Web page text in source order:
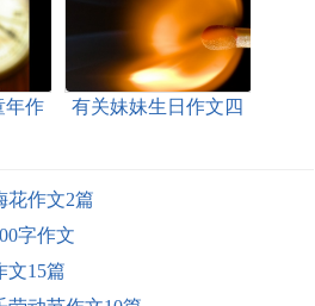
年作
有关妹妹生日作文四
花作文2篇
字作文
文15篇